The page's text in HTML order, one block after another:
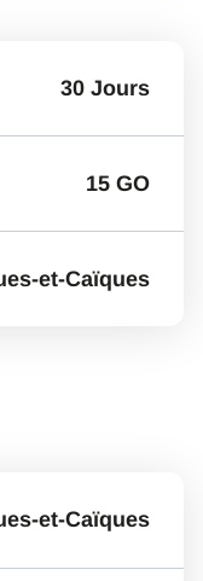
30 Jours
15 GO
et-Caïques
et-Caïques